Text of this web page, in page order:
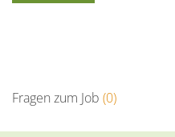
Fragen zum Job (0)